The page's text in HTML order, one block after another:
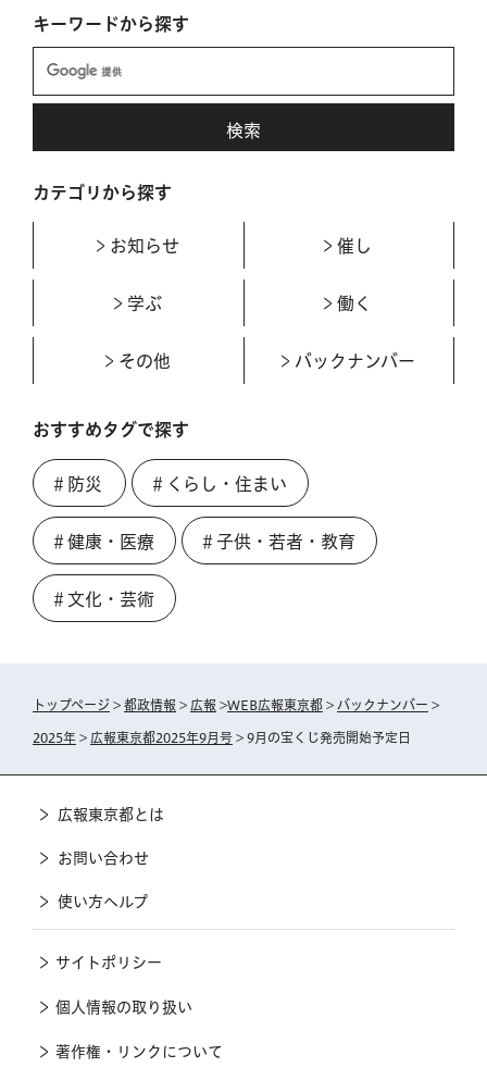
キーワードから探す
カテゴリから探す
お知らせ 催し
学ぶ 働く
その他 バックナンバー
おすすめタグで探す
＃防災 ＃くらし・住まい
＃健康・医療 ＃子供・若者・教育
＃文化・芸術
トップページ > 都政情報 > 広報 >WEB広報東京都 > バックナンバー >
2025年 > 広報東京都2025年9月号 > 9月の宝くじ発売開始予定日
広報東京都とは
お問い合わせ
使い方ヘルプ
サイトポリシー
個人情報の取り扱い
著作権・リンクについて